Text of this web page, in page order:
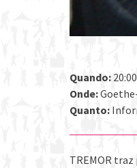
Quando:
Onde:
Quanto:
TREMOR